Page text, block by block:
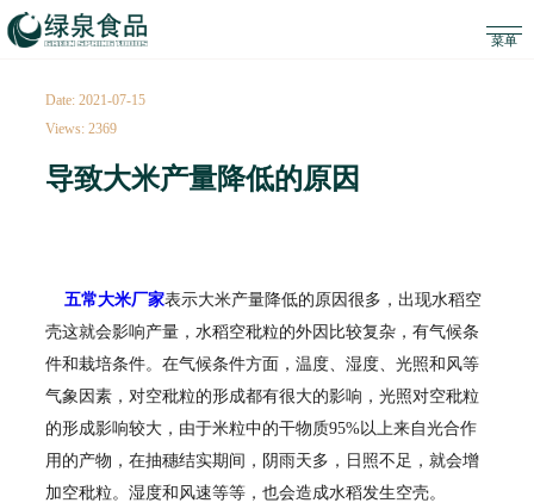
Date: 2021-07-15
Views: 2369
导致大米产量降低的原因
五常大米厂家表示大米产量降低的原因很多，出现水稻空
壳这就会影响产量，水稻空秕粒的外因比较复杂，有气候条
件和栽培条件。在气候条件方面，温度、湿度、光照和风等
气象因素，对空秕粒的形成都有很大的影响，光照对空秕粒
的形成影响较大，由于米粒中的干物质95%以上来自光合作
用的产物，在抽穗结实期间，阴雨天多，日照不足，就会增
加空秕粒。湿度和风速等等，也会造成水稻发生空壳。